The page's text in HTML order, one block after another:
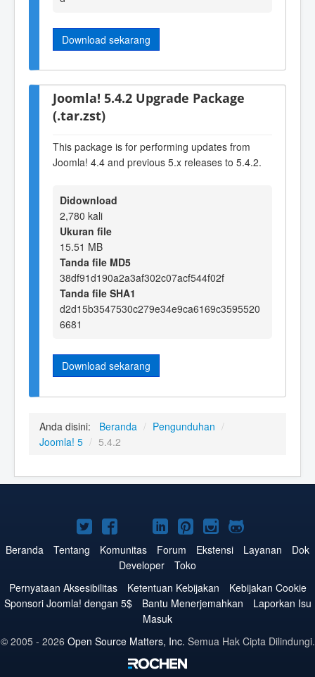
Download sekarang
Joomla! 5.4.2 Upgrade Package
(.tar.zst)
This package is for performing updates from
Joomla! 4.4 and previous 5.x releases to 5.4.2.
Didownload
2,780 kali
Ukuran file
15.51 MB
Tanda file MD5
38df91d190a2a3af302c07acf544f02f
Tanda file SHA1
d2d15b3547530c279e34e9ca6169c3595520
6681
Download sekarang
Anda disini: Beranda / Pengunduhan /
Joomla! 5 / 5.4.2
Joomla!
di
Twitter
Joomla!
di
Facebook
Joomla!
di
YouTube
Joomla!
di
LinkedIn
Joomla!
di
Pinterest
Joomla!
di
Joomla!
di
Beranda Tentang Komunitas Forum Ekstensi Layanan
Dok
Developer
Toko
Pernyataan Aksesibilitas
Ketentuan Kebijakan
Kebijakan Cookie
Sponsori Joomla! dengan 5$
Bantu Menerjemahkan
Laporkan Isu
Masuk
© 2005 - 2026 Open Source Matters, Inc. Semua Hak Cipta Dilindungi.